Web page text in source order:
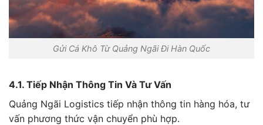
Gửi Cá Khô Từ Quảng Ngãi Đi Hàn Quốc
4.1. Tiếp Nhận Thông Tin Và Tư Vấn
Quảng Ngãi Logistics tiếp nhận thông tin hàng hóa, tư
vấn phương thức vận chuyển phù hợp.